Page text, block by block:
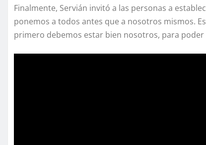
Finalmente, Servián invitó a las personas a
ponemos a todos antes que a nosotros mismos.
primero debemos estar bien nosotros, para poder